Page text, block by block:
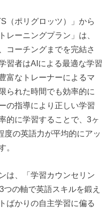
（ポリグロッツ）」から
レーニングプラン」は、
コーチングまでを完結さ
習者はAIによる最適な学習
富なトレーナーによるマ
られた時間でも効率的に
の指導により正しい学習
的に学習することで、3ヶ
度の英語力が平均的にアッ
。
は、「学習カウンセリン
の軸で英語スキルを鍛え
ばかりの自主学習に偏る